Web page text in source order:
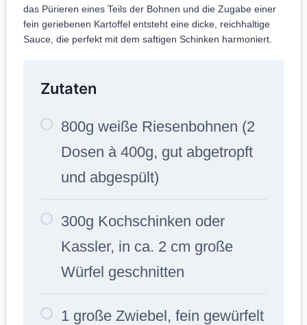
das Pürieren eines Teils der Bohnen und die Zugabe einer
fein geriebenen Kartoffel entsteht eine dicke, reichhaltige
Sauce, die perfekt mit dem saftigen Schinken harmoniert.
Zutaten
800g weiße Riesenbohnen (2
Dosen à 400g, gut abgetropft
und abgespült)
300g Kochschinken oder
Kassler, in ca. 2 cm große
Würfel geschnitten
1 große Zwiebel, fein gewürfelt